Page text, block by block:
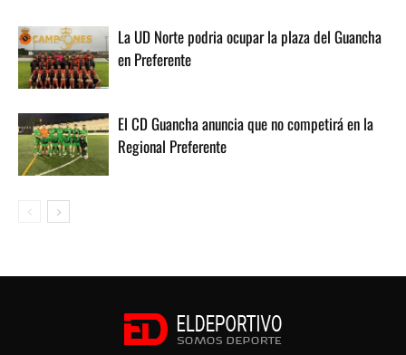
La UD Norte podria ocupar la plaza del Guancha
en Preferente
El CD Guancha anuncia que no competirá en la
Regional Preferente